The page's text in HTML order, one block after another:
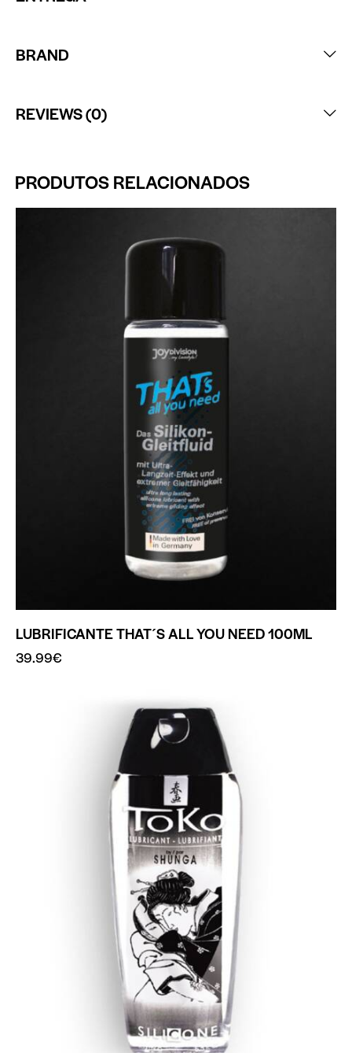
BRAND
REVIEWS (0)
PRODUTOS RELACIONADOS
LUBRIFICANTE THAT´S ALL YOU NEED 100ML
39.99€